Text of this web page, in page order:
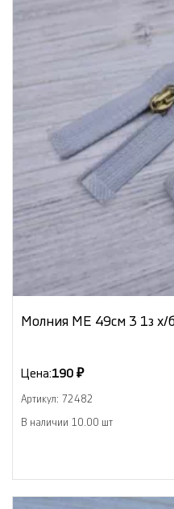
Молния МЕ 49см 3 1з х/
Цена:190 ₽
Артикул: 72482
В наличии 10.00 шт